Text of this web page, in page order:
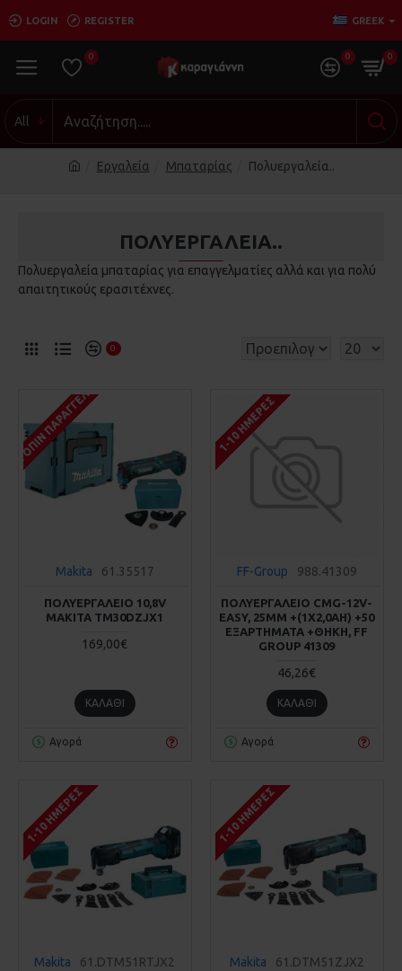
LOGIN REGISTER GREEK
0 0 0
All
Εργαλεία Μπαταρίας Πολυεργαλεία..
ΠΟΛΥΕΡΓΑΛΕΊΑ..
Πολυεργαλεία μπαταρίας για επαγγελματίες αλλά και για πολύ
απαιτητικούς ερασιτέχνες.
0
ΚΑΤΌΠΙΝ ΠΑΡΑΓΓΕΛΊΑΣ
Makita 61.35517
ΠΟΛΥΕΡΓΑΛΕΙΟ 10,8V
MAKITA TM30DZJX1
169,00€
ΚΑΛΆΘΙ
Αγορά
1-10 ΗΜΈΡΕΣ
FF-Group 988.41309
ΠΟΛΥΕΡΓΑΛΕΙΟ CMG-12V-
EASY, 25MM +(1X2,0AH) +50
ΕΞΑΡΤΗΜΑΤΑ +ΘΗΚΗ, FF
GROUP 41309
46,26€
ΚΑΛΆΘΙ
Αγορά
1-10 ΗΜΈΡΕΣ
Makita 61.DTM51RTJX2
1-10 ΗΜΈΡΕΣ
Makita 61.DTM51ZJX2